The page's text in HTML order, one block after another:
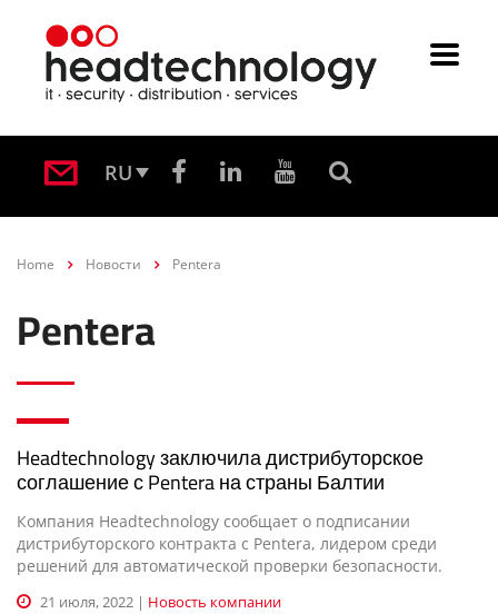
RU
Home Новости Pentera
Pentera
Headtechnology заключила дистрибуторское
соглашение с Pentera на страны Балтии
Компания Headtechnology сообщает о подписании
дистрибуторского контракта с Pentera, лидером среди
решений для автоматической проверки безопасности.
21 июля, 2022 | Новость компании